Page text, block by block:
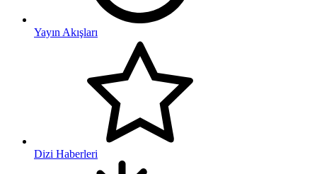
Yayın Akışları
Dizi Haberleri